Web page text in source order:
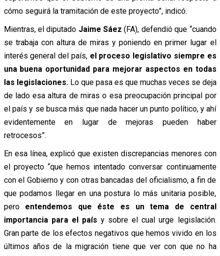
cómo seguirá la tramitación de este proyecto”, indicó.
Mientras, el diputado Jaime Sáez (FA), defendió que “cuando
se trabaja con altura de miras y poniendo en primer lugar el
interés general del país,el proceso legislativo siempre es
una buena oportunidad para mejorar aspectos en todas
las legislaciones.Lo que pasa es que muchas veces se deja
de lado esa altura de miras o esa preocupación principal por
el país y se busca más que nada hacer un punto político, y ahí
evidentemente en lugar de mejoras pueden haber
retrocesos”.
En esa línea, explicó que existen discrepancias menores con
el proyecto “que hemos intentado conversar continuamente
con el Gobierno y con otras bancadas del oficialismo, a fin de
que podamos llegar en una postura lo más unitaria posible,
pero entendemos que éste es un tema de central
importancia para el país y sobre el cual urge legislación.
Gran parte de los efectos negativos que hemos vivido en los
últimos años de la migración tiene que ver con que no ha